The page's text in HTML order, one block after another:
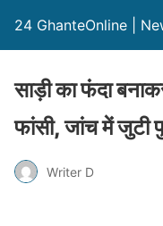
24 GhanteOnline |
साड़ी का फंदा
फांसी, जांच में जुटी
Writer D